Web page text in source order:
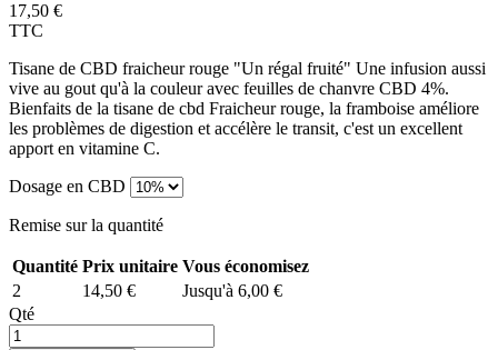
17,50 €
TTC
Tisane de CBD fraicheur rouge "Un régal fruité" Une infusion aussi
vive au gout qu'à la couleur avec feuilles de chanvre CBD 4%.
Bienfaits de la tisane de cbd Fraicheur rouge, la framboise améliore
les problèmes de digestion et accélère le transit, c'est un excellent
apport en vitamine C.
Dosage en CBD
Remise sur la quantité
Quantité Prix unitaire Vous économisez
2
14,50 €
Jusqu'à 6,00 €
Qté